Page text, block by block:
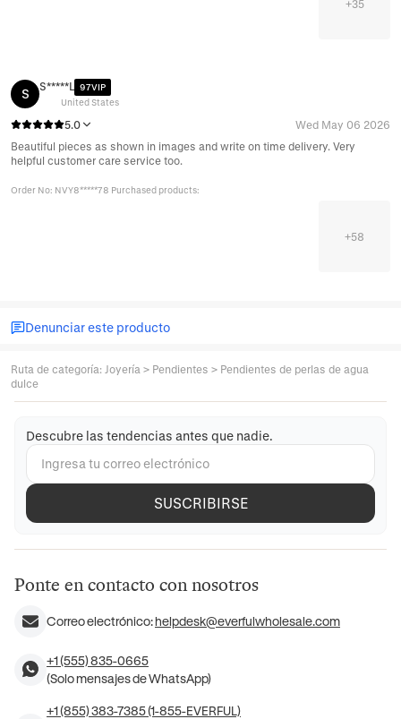
+35
S
S*****L
97VIP
United States
5.0
Wed May 06 2026
Beautiful pieces as shown in images and write on time delivery. Very
helpful customer care service too.
Order No: NVY8*****78 Purchased products:
+58
Denunciar este producto
Ruta de categoría: Joyería > Pendientes > Pendientes de perlas de agua
dulce
Descubre las tendencias antes que nadie.
SUSCRIBIRSE
Ponte en contacto con nosotros
Correo electrónico:helpdesk@everfulwholesale.com
+1 (555) 835-0665
(Solo mensajes de WhatsApp)
+1 (855) 383-7385 (1-855-EVERFUL)